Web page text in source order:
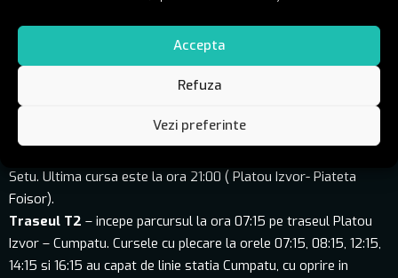
Accepta
Refuza
Vezi preferinte
*Cardul pentru abonament are un cost suplimentar de 5 lei.
PROGRAM:
Traseul T1
Izvor – Piateta Foisor. Sambata si duminica, cursele cu plecare
Setu. Ultima cursa este la ora 21:00 ( Platou Izvor- Piateta
Foisor).
Traseul T2 – incepe parcursul la ora 07:15 pe traseul Platou
Izvor – Cumpatu. Cursele cu plecare la orele 07:15, 08:15, 12:15,
14:15 si 16:15 au capat de linie statia Cumpatu, cu oprire in